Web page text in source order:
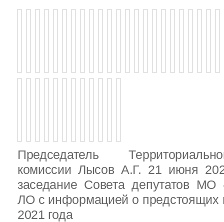
Председатель
комиссии Лысов А.Г. 21 июня
заседание Совета депутатов МО
ЛО с информацией о предстоящих
2021 года